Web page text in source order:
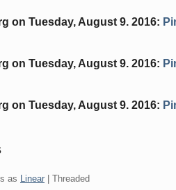
on Tuesday, August 9. 2016:
on Tuesday, August 9. 2016:
on Tuesday, August 9. 2016:
as Linear | Threaded